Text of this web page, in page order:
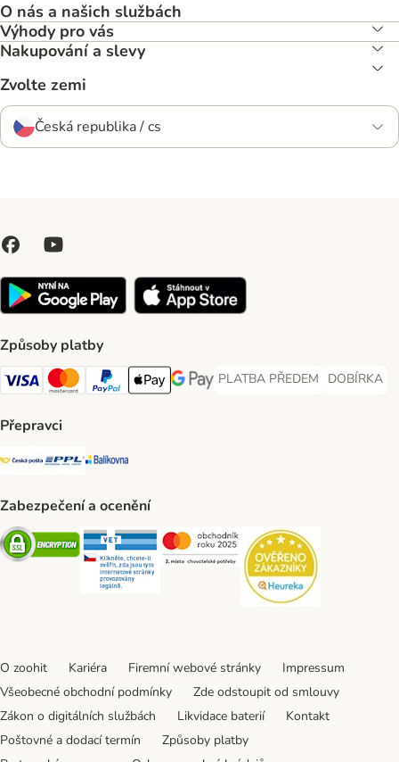
O nás a našich službách
Výhody pro vás
Nakupování a slevy
Zvolte zemi
Česká republika / cs
Způsoby platby
Visa Payment Method
Mastercard Payment Method
PayPal Payment Method
Apple pay Payment Method
GooglePay Payment Method
PLATBA PŘEDEM
PLATBA PŘEDEM Payment
DOBÍRKA
DOBÍRKA
Přepravci
Česká pošta Shipping Method
PPL Shipping Method
Balíkovna Shipping Method
Zabezpečení a ocenění
Security Security Security
O zoohit Kariéra Firemní webové stránky
Impressum
Všeobecné obchodní podmínky
Zde odstoupit od smlouvy
Zákon o digitálních službách
Likvidace baterií
Kontakt
Poštovné a dodací termín
Způsoby platby